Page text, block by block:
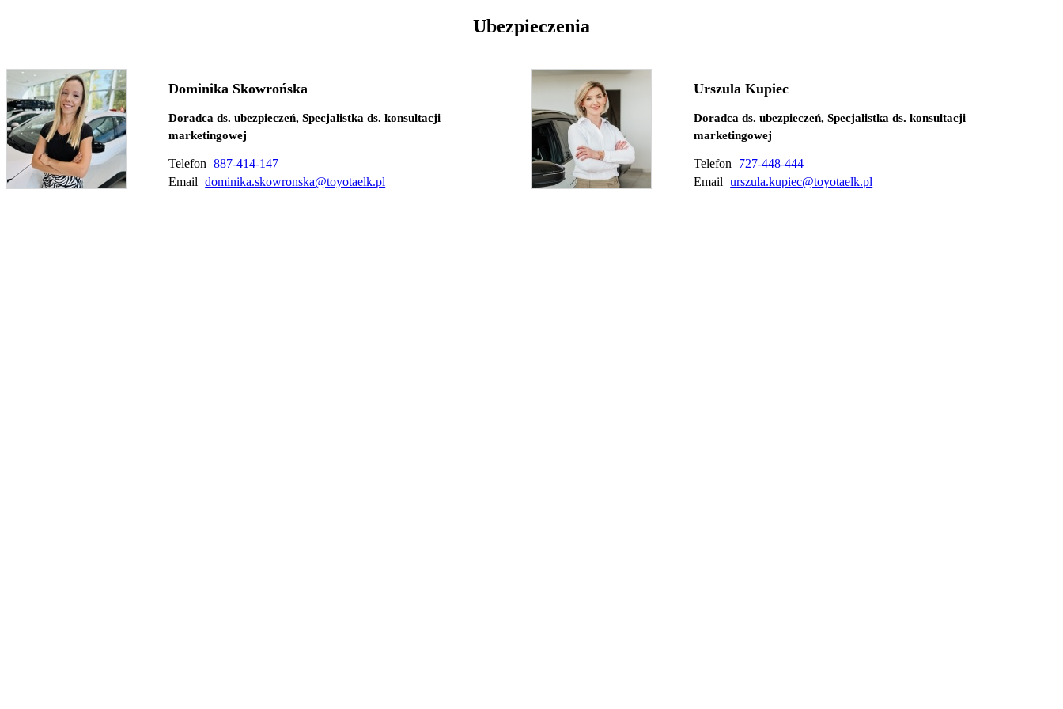
Ubezpieczenia
Dominika Skowrońska
Doradca ds. ubezpieczeń, Specjalistka ds. konsultacji
marketingowej
Telefon 887-414-147
Email dominika.skowronska@toyotaelk.pl
Urszula Kupiec
Doradca ds. ubezpieczeń, Specjalistka ds. konsultacji
marketingowej
Telefon
727-448-444
Email urszula.kupiec@toyotaelk.pl